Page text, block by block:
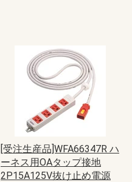
[受注生産品]WFA66347R ハ
ーネス用OAタップ接地
2P15A125V抜け止め電源